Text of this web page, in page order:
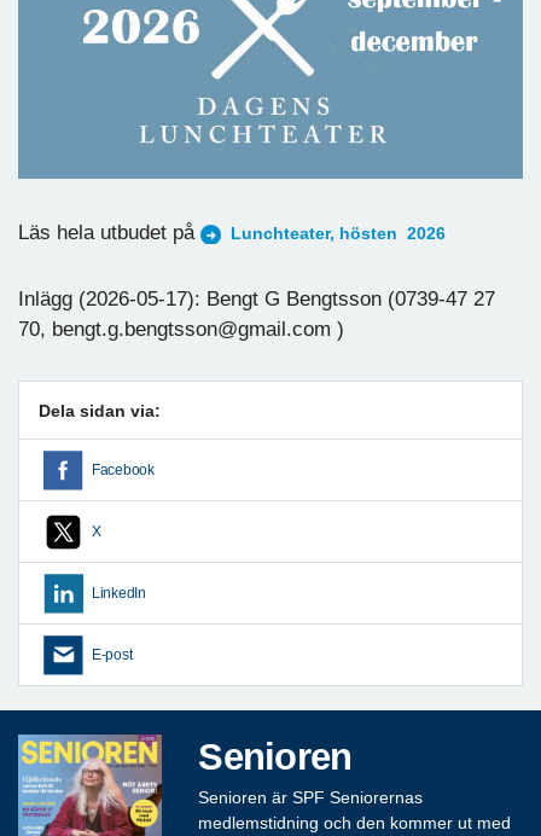
Läs hela utbudet på Lunchteater, hösten 2026
Inlägg (2026-05-17): Bengt G Bengtsson (0739-47 27
70, bengt.g.bengtsson@gmail.com )
Dela sidan via:
Facebook
X
LinkedIn
E-post
Senioren
Senioren är SPF Seniorernas
medlemstidning och den kommer ut med